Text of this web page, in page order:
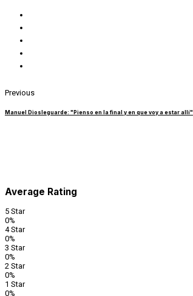
Previous
Manuel Diosleguarde: "Pienso en la final y en que voy a estar allí"
Average Rating
5 Star
0%
4 Star
0%
3 Star
0%
2 Star
0%
1 Star
0%